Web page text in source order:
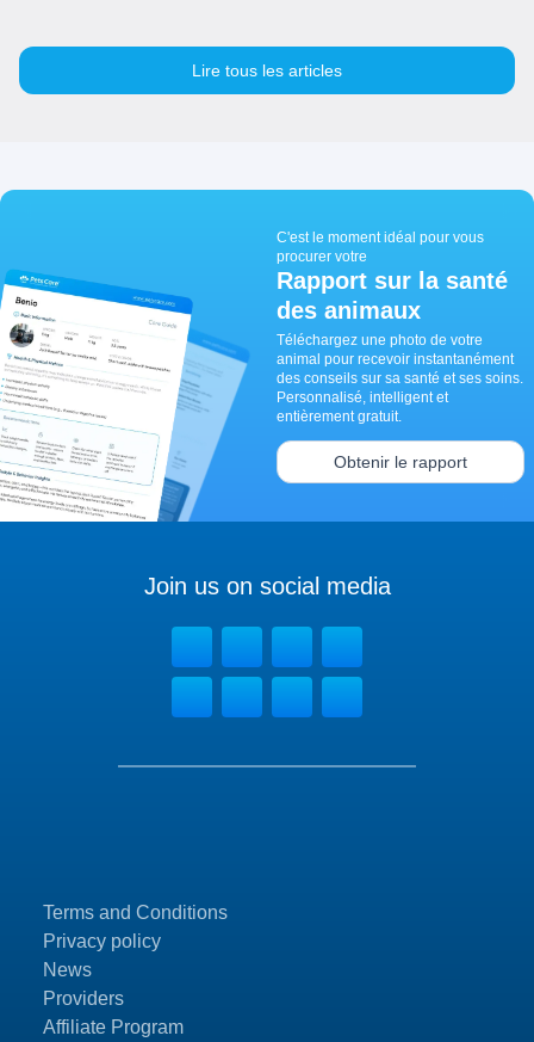
Lire tous les articles
C'est le moment idéal pour vous
procurer votre
Rapport sur la santé
des animaux
Téléchargez une photo de votre
animal pour recevoir instantanément
des conseils sur sa santé et ses soins.
Personnalisé, intelligent et
entièrement gratuit.
Obtenir le rapport
Terms and Conditions
Privacy policy
News
Providers
Affiliate Program
Join us on social media